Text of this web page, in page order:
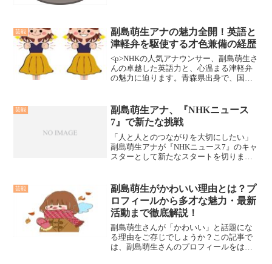
芸能
副島萌生アナの魅力全開！英語と
津軽弁を駆使する才色兼備の経歴
<p>NHKの人気アナウンサー、副島萌生さ
んの卓越した英語力と、心温まる津軽弁
の魅力に迫ります。青森県出身で、国内
を探ります。</p><p>津軽弁と英語、二つ
の言語を操る彼女がどのようにしてこれ
らのスキルを習得し、今日の地位を築い
たのかを見ていきましょう。</p><p>副島
さんの経歴からは、教育と文化の多様性
がどのように個人の成長に影響を与える
芸能
副島萌生アナ、『NHKニュース
7』で新たな挑戦
「人と人とのつながりを大切にしたい」
副島萌生アナが『NHKニュース7』のキャ
スターとして新たなスタートを切りま
生アナが担当 | ORICON NEWS — リエッ
ス ...
芸能
副島萌生がかわいい理由とは？プ
ロフィールから多才な魅力・最新
活動まで徹底解説！
副島萌生さんが「かわいい」と話題にな
る理由をご存じでしょうか？この記事で
は、副島萌生さんのプロフィールをはじ